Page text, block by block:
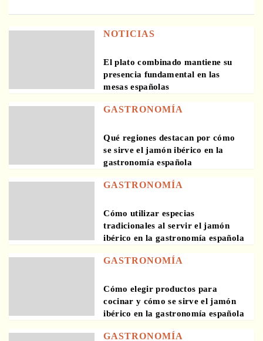
NOTICIAS
El plato combinado mantiene su
presencia fundamental en las
mesas españolas
GASTRONOMÍA
Qué regiones destacan por cómo
se sirve el jamón ibérico en la
gastronomía española
GASTRONOMÍA
Cómo utilizar especias
tradicionales al servir el jamón
ibérico en la gastronomía española
GASTRONOMÍA
Cómo elegir productos para
cocinar y cómo se sirve el jamón
ibérico en la gastronomía española
GASTRONOMÍA